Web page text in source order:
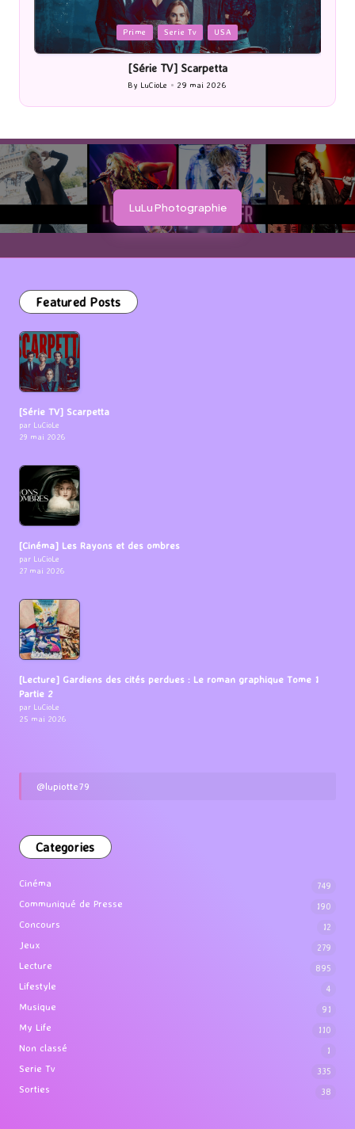
USA
Posted
in
Cinéma
[Cinéma] Les Rayons et
by
LuLu Photographie
Featured Posts
[Série TV] Scarpetta
par LuCioLe
29 mai 2026
[Cinéma] Les Rayons et des ombres
par LuCioLe
27 mai 2026
[Lecture] Gardiens des cités perdues : Le roman graphique Tome 1
Partie 2
par LuCioLe
25 mai 2026
@lupiotte79
Categories
Cinéma 749
Communiqué de Presse 190
Concours 12
Jeux 279
Lecture 895
Lifestyle 4
Musique 91
My Life 110
Non classé 1
Serie Tv 335
Sorties 38